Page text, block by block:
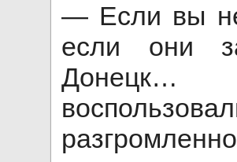
— Если вы
если они